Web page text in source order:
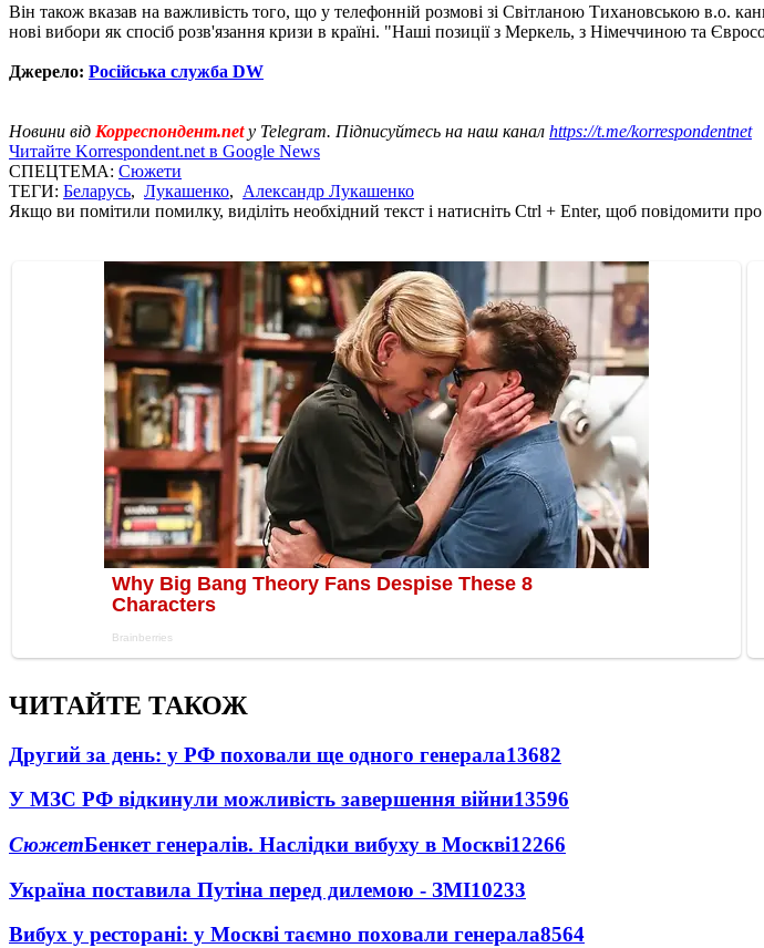
Він також вказав на важливість того, що у телефонній розмові зі Світланою Тихановською в.о.
нові вибори як спосіб розв'язання кризи в країні. "Наші позиції з Меркель, з Німеччиною та
Джерело: Російська служба DW
Новини від Корреспондент.netу Telegram. Підписуйтесь на наш канал https://t.me/korrespondentnet
Читайте Korrespondent.net в Google News
СПЕЦТЕМА: Сюжети
ТЕГИ: Беларусь, Лукашенко, Александр Лукашенко
Якщо ви помітили помилку, виділіть необхідний текст і натисніть Ctrl + Enter, щоб повідомити
ЧИТАЙТЕ ТАКОЖ
Другий за день: у РФ поховали ще одного генерала13682
У МЗС РФ відкинули можливість завершення війни13596
СюжетБенкет генералів. Наслідки вибуху в Москві12266
Україна поставила Путіна перед дилемою - ЗМІ10233
Вибух у ресторані: у Москві таємно поховали генерала8564